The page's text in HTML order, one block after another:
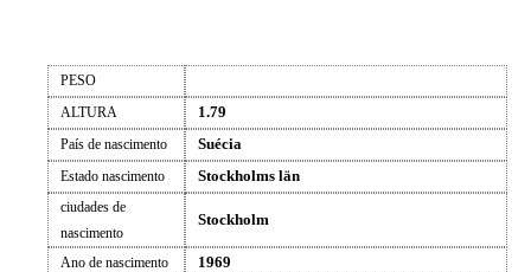
PESO
ALTURA
1.79
País de nascimento Suécia
Estado nascimento Stockholms län
ciudades de
nascimento
Stockholm
Ano de nascimento 1969